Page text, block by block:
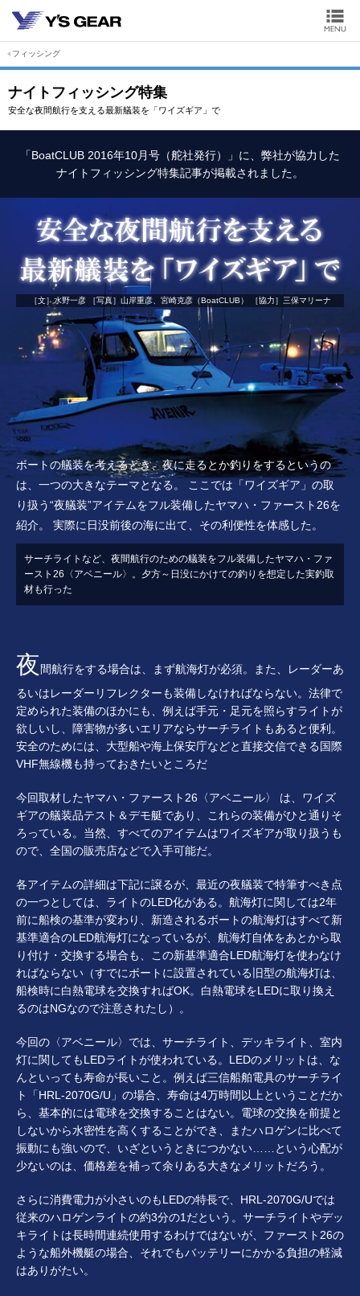
フィッシング
ナイトフィッシング特集
安全な夜間航行を支える最新艤装を「ワイズギア」で
「BoatCLUB 2016年10月号（舵社発行）」に、弊社が協力した
ナイトフィッシング特集記事が掲載されました。
［文］水野一彦 ［写真］山岸重彦、宮崎克彦（BoatCLUB） ［協力］三保マリーナ
ボートの艤装を考えるとき、夜に走るとか釣りをするというの
は、一つの大きなテーマとなる。
ここでは「ワイズギア」の取
り扱う“夜艤装”アイテムをフル装備したヤマハ・ファースト26を
紹介。
実際に日没前後の海に出て、その利便性を体感した。
サーチライトなど、夜間航行のための艤装をフル装備したヤマハ・ファ
ースト26〈アベニール〉。夕方～日没にかけての釣りを想定した実釣取
材も行った
夜間航行をする場合は、まず航海灯が必須。また、レーダーあ
るいはレーダーリフレクターも装備しなければならない。法律で
定められた装備のほかにも、例えば手元・足元を照らすライトが
欲しいし、障害物が多いエリアならサーチライトもあると便利。
安全のためには、大型船や海上保安庁などと直接交信できる国際
VHF無線機も持っておきたいところだ
今回取材したヤマハ・ファースト26〈アベニール〉 は、ワイズ
ギアの艤装品テスト＆デモ艇であり、これらの装備がひと通りそ
ろっている。当然、すべてのアイテムはワイズギアが取り扱うも
ので、全国の販売店などで入手可能だ。
各アイテムの詳細は下記に譲るが、最近の夜艤装で特筆すべき点
の一つとしては、ライトのLED化がある。航海灯に関しては2年
前に船検の基準が変わり、新造されるボートの航海灯はすべて新
基準適合のLED航海灯になっているが、航海灯自体をあとから取
り付け・交換する場合も、この新基準適合LED航海灯を使わなけ
ればならない（すでにボートに設置されている旧型の航海灯は、
船検時に白熱電球を交換すればOK。白熱電球をLEDに取り換え
るのはNGなので注意されたし）。
今回の〈アベニール〉では、サーチライト、デッキライト、室内
灯に関してもLEDライトが使われている。LEDのメリットは、な
んといっても寿命が長いこと。例えば三信船舶電具のサーチライ
ト「HRL‐2070G/U」の場合、寿命は4万時間以上ということだか
ら、基本的には電球を交換することはない。電球の交換を前提と
しないから水密性を高くすることができ、またハロゲンに比べて
振動にも強いので、いざというときにつかない……という心配が
少ないのは、価格差を補って余りある大きなメリットだろう。
さらに消費電力が小さいのもLEDの特長で、HRL‐2070G/Uでは
従来のハロゲンライトの約3分の1だという。サーチライトやデッ
キライトは長時間連続使用するわけではないが、ファースト26の
ような船外機艇の場合、それでもバッテリーにかかる負担の軽減
はありがたい。